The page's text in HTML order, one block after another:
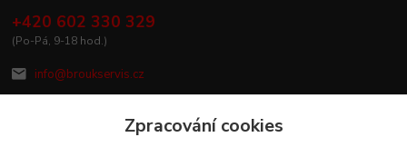
+420 602 330 329
(Po-Pá, 9-18 hod.)
info@broukservis.cz
Zpracování cookies